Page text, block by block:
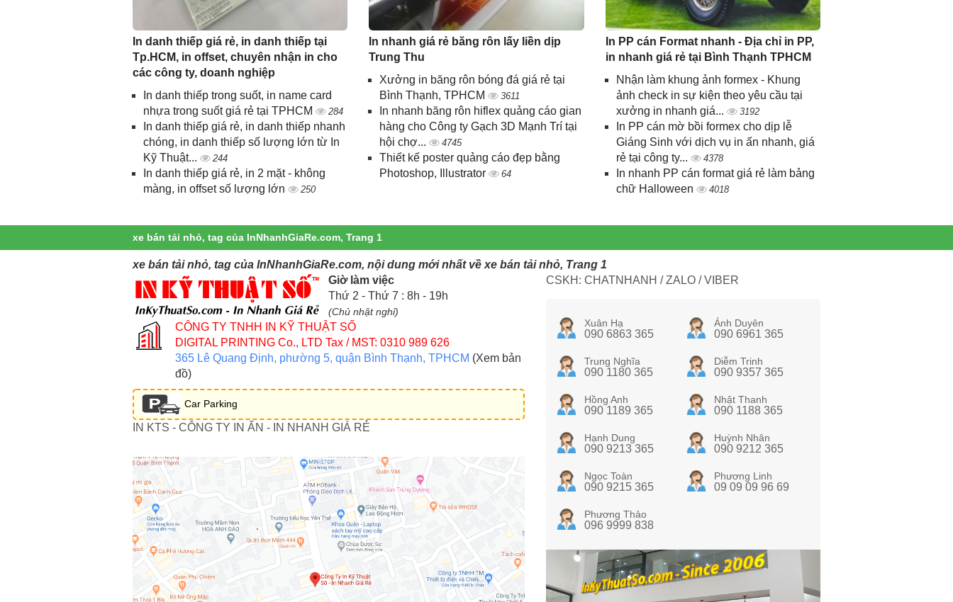
In danh thiếp giá rẻ, in danh thiếp tại
Tp.HCM, in offset, chuyên nhận in cho
các công ty, doanh nghiệp
In danh thiếp trong suốt, in name card
nhựa trong suốt giá rẻ tại TPHCM
284
In danh thiếp giá rẻ, in danh thiếp nhanh
chóng, in danh thiếp số lượng lớn từ In
Kỹ Thuật...
244
In danh thiếp giá rẻ, in 2 mặt - không
màng, in offset số lượng lớn
250
In nhanh giá rẻ băng rôn lấy liền dịp
Trung Thu
Xưởng in băng rôn bóng đá giá rẻ tại
Bình Thạnh, TPHCM
3611
In nhanh băng rôn hiflex quảng cáo gian
hàng cho Công ty Gạch 3D Mạnh Trí tại
hội chợ...
4745
Thiết kế poster quảng cáo đẹp bằng
Photoshop, Illustrator
64
In PP cán Format nhanh - Địa chỉ in PP,
in nhanh giá rẻ tại Bình Thạnh TPHCM
Nhận làm khung ảnh formex - Khung
ảnh check in sự kiện theo yêu cầu tại
xưởng in nhanh giá...
3192
In PP cán mờ bồi formex cho dịp lễ
Giáng Sinh với dịch vụ in ấn nhanh, giá
rẻ tại công ty...
4378
In nhanh PP cán format giá rẻ làm bảng
chữ Halloween
4018
xe bán tải nhỏ, tag của InNhanhGiaRe.com, Trang 1
xe bán tải nhỏ, tag của InNhanhGiaRe.com, nội dung mới nhất về xe bán tải nhỏ, Trang 1
Giờ làm việc
Thứ 2 - Thứ 7 : 8h - 19h
(Chủ nhật nghỉ)
CÔNG TY TNHH IN KỸ THUẬT SỐ
DIGITAL PRINTING Co., LTD Tax / MST: 0310 989 626
365 Lê Quang Định, phường 5, quận Bình Thạnh, TPHCM (Xem bản
đồ)
Car Parking
IN KTS - CÔNG TY IN ẤN - IN NHANH GIÁ RẺ
CSKH: CHATNHANH / ZALO / VIBER
Xuân Hạ
090 6863 365
Ánh Duyên
090 6961 365
Trung Nghĩa
090 1180 365
Diễm Trinh
090 9357 365
Hồng Anh
090 1189 365
Nhật Thanh
090 1188 365
Hạnh Dung
090 9213 365
Huỳnh Nhân
090 9212 365
Ngọc Toàn
090 9215 365
Phương Linh
09 09 09 96 69
Phương Thảo
096 9999 838